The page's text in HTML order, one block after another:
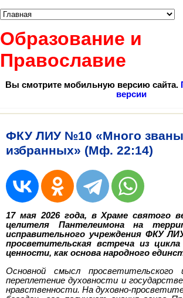
Образование и
Православие
Вы смотрите мобильную версию сайта.
версии
ФКУ ЛИУ №10 «Много
избранных» (Мф. 22:14)
17 мая 2026 года, в Храме святого
целителя Пантелеимона на
исправительного учреждения ФКУ
просветительская встреча из
ценности, как основа народного
Основной смысл
переплетение духовности и
нравственности. На духовно-